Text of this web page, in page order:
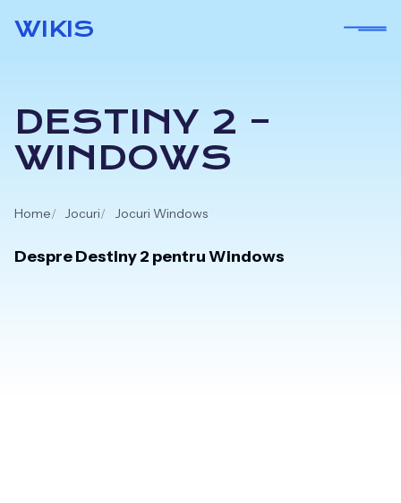
WIKIS
DESTINY 2 –
WINDOWS
Home Jocuri Jocuri Windows
Despre Destiny 2 pentru Windows